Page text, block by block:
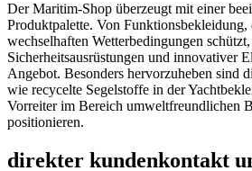
Der Maritim-Shop überzeugt mit einer
Produktpalette. Von
wechselhaften Wetterbedingungen
Sicherheitsausrüstungen und innovativer
Angebot. Besonders hervorzuheben sind
wie recycelte Segelstoffe in der
Vorreiter im Bereich umweltfreundlichen
positionieren.
direkter kundenkontakt